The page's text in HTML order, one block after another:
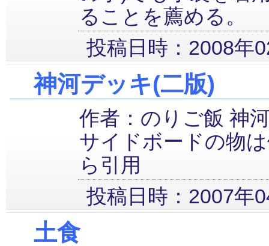
ることを薦める。
投稿日時：2008年
神河デッキ(二版)
作者：のりご飯 神
サイドボードの物
ら引用
投稿日時：2007年
土食